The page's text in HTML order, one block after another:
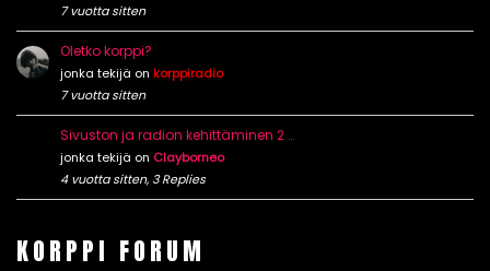
7 vuotta sitten
Oletko korppi?
jonka tekijä on korppiradio
7 vuotta sitten
Sivuston ja radion kehittäminen 2 …
jonka tekijä on Clayborneo
4 vuotta sitten, 3 Replies
KORPPI FORUM